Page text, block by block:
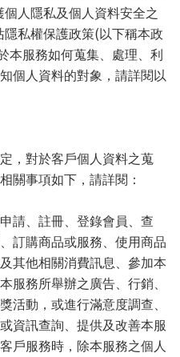
個人隱私及個人資料安全之
隱私權保護政策( 以下稱本政
本服務如何蒐集、處理、利
個人資料的對象，請詳閱以
，對於客戶個人資料之蒐
關事項如下，請詳閱：
請、註冊、登錄會員、查
訂購商品或服務、使用商品
其他相關消費訊息、參加本
服務所舉辦之廣告、行銷、
活動，或進行滿意度調查、
資訊查詢、提供及改善本服
戶服務時，除本服務之個人